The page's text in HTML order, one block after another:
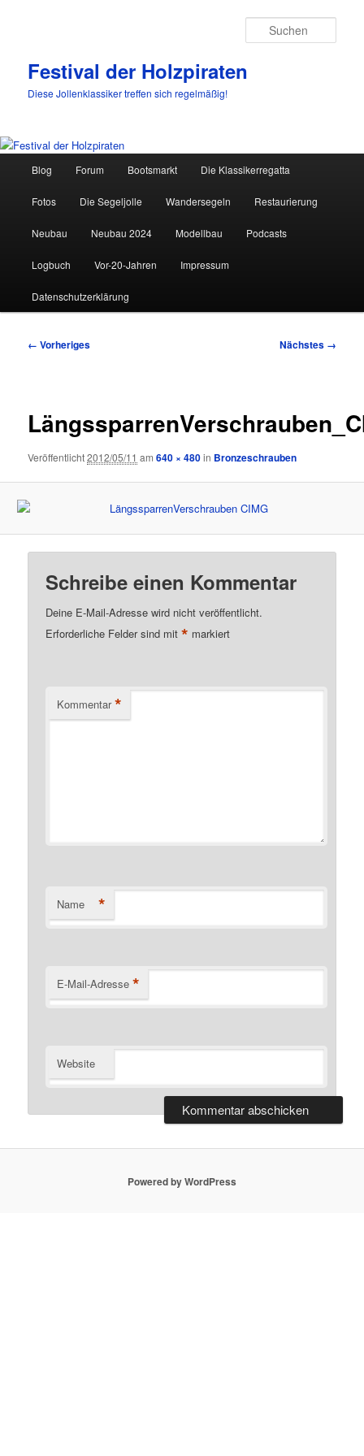
Festival der Holzpiraten
Diese Jollenklassiker treffen sich regelmäßig!
Zum
primären
Inhalt
springen
Blog Forum Bootsmarkt Die Klassikerregatta
Fotos Die Segeljolle Wandersegeln Restaurierung
Neubau Neubau 2024 Modellbau Podcasts
Logbuch Vor-20-Jahren Impressum
Datenschutzerklärung
Bilder-
← Vorheriges Nächstes →
Veröffentlicht2012/05/11 am640 × 480in Bronzeschrauben
Schreibe einen Kommentar
Deine E-Mail-Adresse wird nicht veröffentlicht.
Erforderliche Felder sind mit* markiert
Kommentar *
Name *
E-Mail-Adresse *
Website
Powered by WordPress